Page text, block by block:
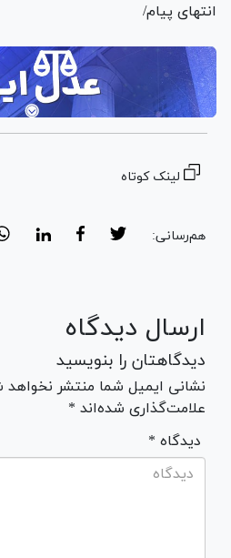
انتهای پیام/
لینک کوتاه
هم‌رسانی:
ارسال دیدگاه
دیدگاهتان را بنویسید
نشانی ایمیل شما منتشر
علامت‌گذاری شده‌اند *
* دیدگاه